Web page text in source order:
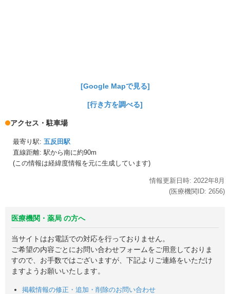
[Google Mapで見る]
[行き方を調べる]
アクセス・駐車場
最寄り駅: 五反田駅
直線距離: 駅から南に約90m
(この情報は経緯度情報を元に生成しています)
情報更新日時: 2022年8月
(医療機関ID: 2656)
医療機関・薬局 の方へ
当サイトはお電話での対応を行っておりません。
ご希望の内容ごとにお問い合わせフォームをご用意しておりま
すので、お手数ではございますが、下記よりご連絡をいただけ
ますようお願いいたします。
掲載情報の修正・追加・削除のお問い合わせ